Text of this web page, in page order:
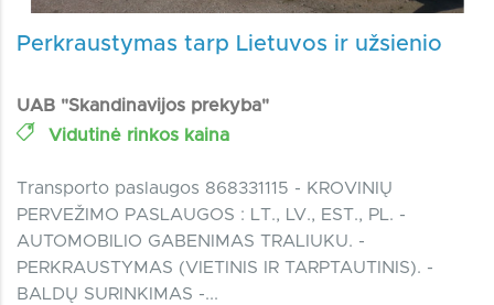
Perkraustymas tarp Lietuvos ir užsienio
UAB "Skandinavijos prekyba"
Vidutinė rinkos kaina
Transporto paslaugos 868331115 - KROVINIŲ
PERVEŽIMO PASLAUGOS : LT., LV., EST., PL. -
AUTOMOBILIO GABENIMAS TRALIUKU. -
PERKRAUSTYMAS (VIETINIS IR TARPTAUTINIS). -
BALDŲ SURINKIMAS -...